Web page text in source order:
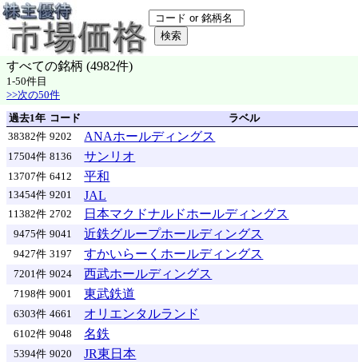
すべての銘柄 (4982件)
1-50件目
>>次の50件
過去1年 コード
ラベル
38382件 9202 ANAホールディングス
17504件 8136 サンリオ
13707件 6412 平和
13454件 9201 JAL
11382件 2702 日本マクドナルドホールディングス
9475件 9041 近鉄グループホールディングス
9427件 3197 すかいらーくホールディングス
7201件 9024 西武ホールディングス
7198件 9001 東武鉄道
6303件 4661 オリエンタルランド
6102件 9048 名鉄
5394件 9020 JR東日本